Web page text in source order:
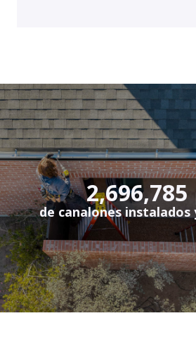
2,696,785
de canalones instalados